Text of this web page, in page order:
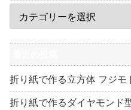
折り紙で作る立方体 フジモ
折り紙で作るダイヤモンド